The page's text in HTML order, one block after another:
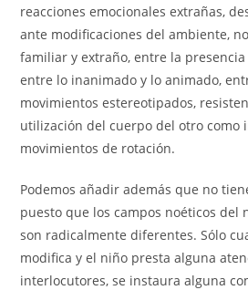
reacciones emocionales extrañas,
ante modificaciones del ambiente,
familiar y extraño, entre la
entre lo inanimado y lo animado,
movimientos estereotipados,
utilización del cuerpo del otro como
movimientos de rotación.
Podemos añadir además que no
puesto que los campos noéticos del
son radicalmente diferentes. Sólo
modifica y el niño presta alguna
interlocutores, se instaura alguna